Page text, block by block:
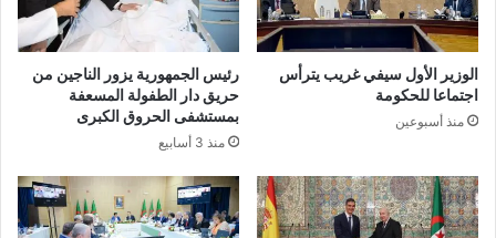
الوزير الأول سيفي غريب يترأس
اجتماعا للحكومة
منذ أسبوعين
رئيس الجمهورية يزور الناجين من
حريق دار الطفولة المسعفة
بمستشفى الحروق الكبرى
منذ 3 أسابيع